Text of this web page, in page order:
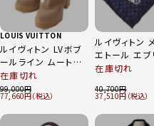
LOUIS VUITTON
ルイヴィトン LVボブ
ールライン ムートン
アンクル ショートブ
ーツ 1AABRJ ベー
ジュ 38
在庫切れ
99,000
77,660
ルイヴィトン
エトール エブ
LV コットン ス
ブルー
在庫切れ
40,700
37,510